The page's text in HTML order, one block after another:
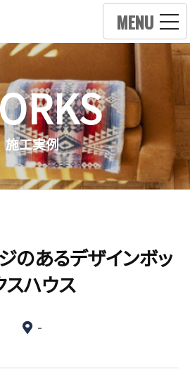
MENU
施工実例
のあるデザインボッ
スハウス
-